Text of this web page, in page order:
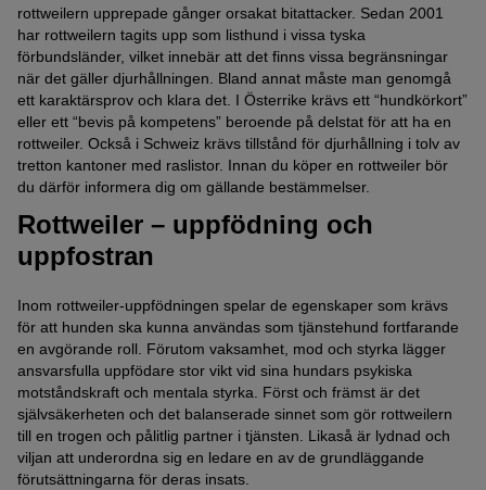
rottweilern upprepade gånger orsakat bitattacker. Sedan 2001
har rottweilern tagits upp som listhund i vissa tyska
förbundsländer, vilket innebär att det finns vissa begränsningar
när det gäller djurhållningen. Bland annat måste man genomgå
ett karaktärsprov och klara det. I Österrike krävs ett “hundkörkort”
eller ett “bevis på kompetens” beroende på delstat för att ha en
rottweiler. Också i Schweiz krävs tillstånd för djurhållning i tolv av
tretton kantoner med raslistor. Innan du köper en rottweiler bör
du därför informera dig om gällande bestämmelser.
Rottweiler – uppfödning och
uppfostran
Inom rottweiler-uppfödningen spelar de egenskaper som krävs
för att hunden ska kunna användas som tjänstehund fortfarande
en avgörande roll. Förutom vaksamhet, mod och styrka lägger
ansvarsfulla uppfödare stor vikt vid sina hundars psykiska
motståndskraft och mentala styrka. Först och främst är det
självsäkerheten och det balanserade sinnet som gör rottweilern
till en trogen och pålitlig partner i tjänsten. Likaså är lydnad och
viljan att underordna sig en ledare en av de grundläggande
förutsättningarna för deras insats.